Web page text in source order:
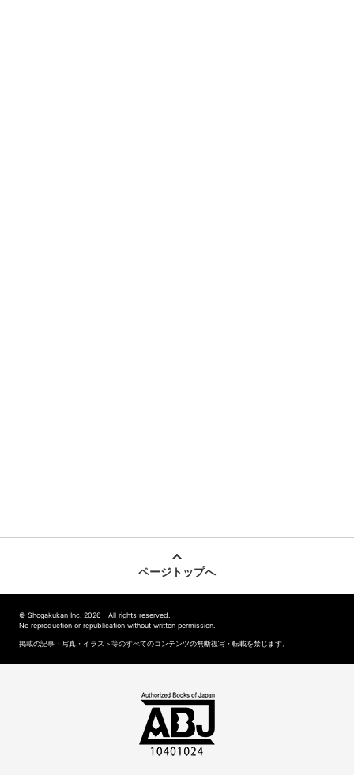
ページトップへ
© Shogakukan Inc. 2026 All rights reserved.
No reproduction or republication without written permission.
掲載の記事・写真・イラスト等のすべてのコンテンツの無断複写・転載を禁じます。